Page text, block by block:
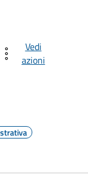
Vedi
azioni